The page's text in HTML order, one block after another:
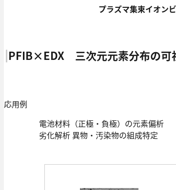
プラズマ集束イオン
PFIB×EDX 三次元元素分布の可
応用例
電池材料（正極・負極）の元素偏析
劣化解析 異物・汚染物の組成特定